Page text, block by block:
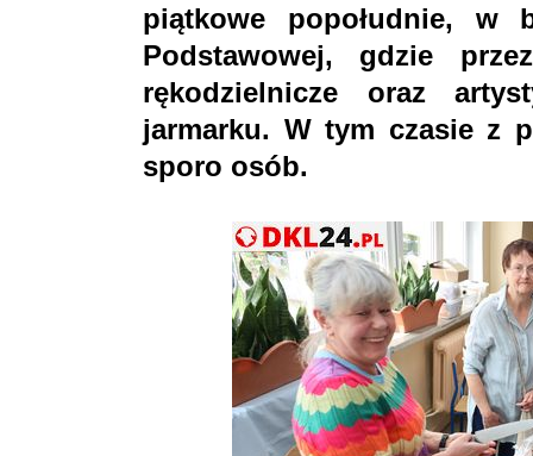
piątkowe popołudnie, w
Podstawowej, gdzie
rękodzielnicze oraz
jarmarku. W tym czasie z
sporo osób.